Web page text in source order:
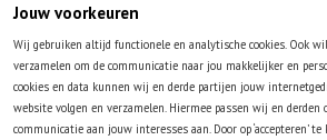
Jouw voorkeuren
Wij gebruiken altijd functionele en analytische cookies. Ook
verzamelen om de communicatie naar jou makkelijker en
cookies en data kunnen wij en derde partijen jouw
website volgen en verzamelen. Hiermee passen wij en derden
communicatie aan jouw interesses aan. Door op ‘accepteren’
geprobeerd wordt de aandelenmarkten